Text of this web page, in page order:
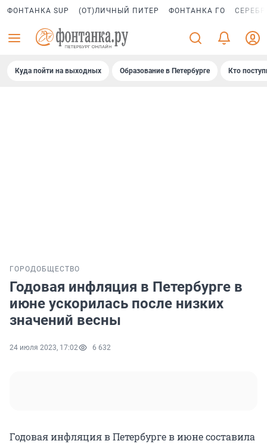
ФОНТАНКА SUP (ОТ)ЛИЧНЫЙ ПИТЕР ФОНТАНКА ГО
Куда пойти на выходных Образование в Петербурге Кто
ГОРОДОБЩЕСТВО
Годовая инфляция в Петербурге в
июне ускорилась после низких
значений весны
24 июля 2023, 17:02 6 632
Годовая инфляция в Петербурге в июне составила